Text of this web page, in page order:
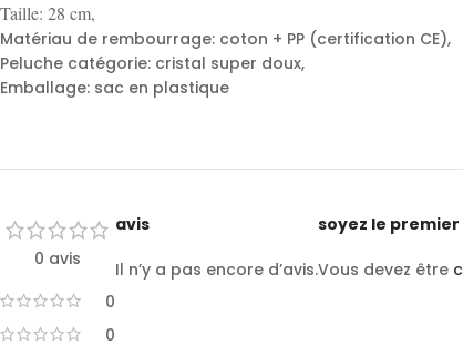
Taille: 28 cm,
Matériau de rembourrage: coton + PP (certification CE),
Peluche catégorie: cristal super doux,
Emballage: sac en plastique
0 avis
0
0
avis
Il n’y a pas encore d’avis.
soyez le
Vous devez être